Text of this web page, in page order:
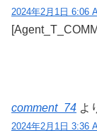
2024年2月1日 6:06
comment_74 よ
2024年2月1日 3:36